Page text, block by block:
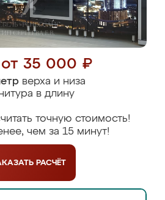
35 000 ₽
верха и низа
в длину
точную стоимость!
чем за 15 минут!
РАСЧЁТ